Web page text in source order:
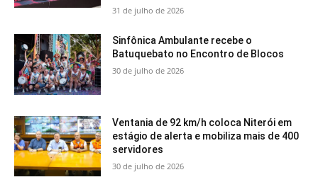
31 de julho de 2026
Sinfônica Ambulante recebe o
Batuquebato no Encontro de Blocos
30 de julho de 2026
Ventania de 92 km/h coloca Niterói em
estágio de alerta e mobiliza mais de 400
servidores
30 de julho de 2026